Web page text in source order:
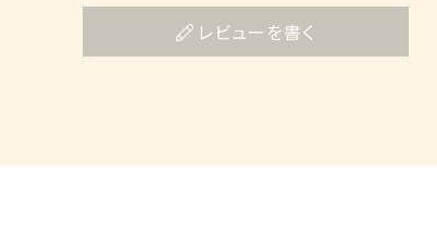
レビューを書く